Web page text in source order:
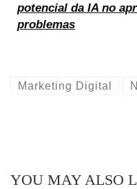
potencial da IA no
problemas
Marketing Digital
YOU MAY ALSO